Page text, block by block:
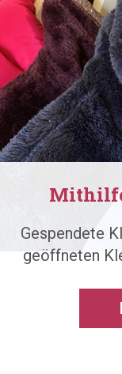
Gespendete
geöffneten